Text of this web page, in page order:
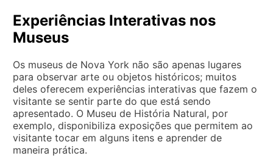
Experiências Interativas nos
Museus
Os museus de Nova York não são apenas lugares
para observar arte ou objetos históricos; muitos
deles oferecem experiências interativas que fazem o
visitante se sentir parte do que está sendo
apresentado. O Museu de História Natural, por
exemplo, disponibiliza exposições que permitem ao
visitante tocar em alguns itens e aprender de
maneira prática.